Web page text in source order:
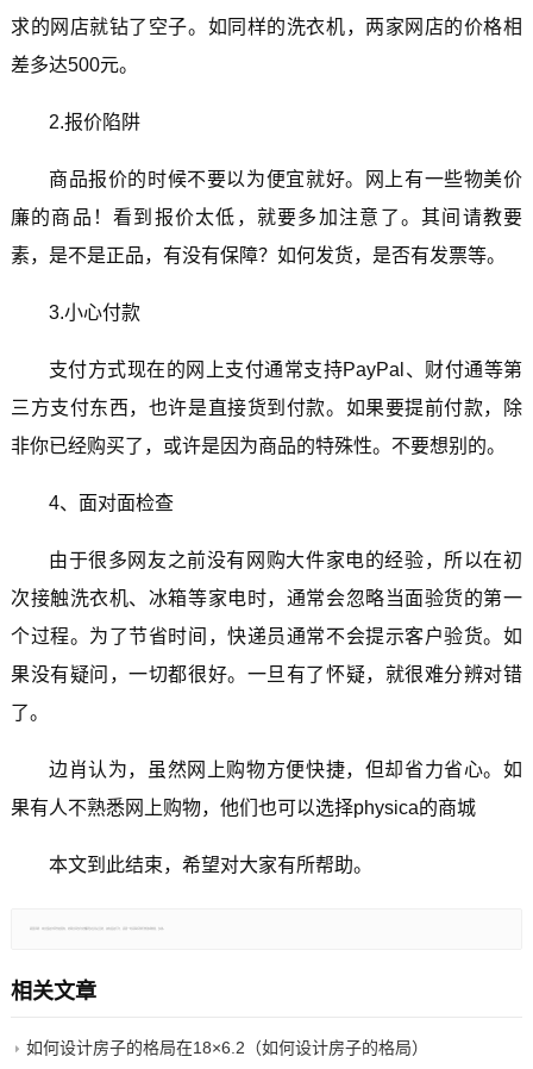
求的网店就钻了空子。如同样的洗衣机，两家网店的价格相
差多达500元。
2.报价陷阱
商品报价的时候不要以为便宜就好。网上有一些物美价
廉的商品！看到报价太低，就要多加注意了。其间请教要
素，是不是正品，有没有保障？如何发货，是否有发票等。
3.小心付款
支付方式现在的网上支付通常支持PayPal、财付通等第
三方支付东西，也许是直接货到付款。如果要提前付款，除
非你已经购买了，或许是因为商品的特殊性。不要想别的。
4、面对面检查
由于很多网友之前没有网购大件家电的经验，所以在初
次接触洗衣机、冰箱等家电时，通常会忽略当面验货的第一
个过程。为了节省时间，快递员通常不会提示客户验货。如
果没有疑问，一切都很好。一旦有了怀疑，就很难分辨对错
了。
边肖认为，虽然网上购物方便快捷，但却省力省心。如
果有人不熟悉网上购物，他们也可以选择physica的商城
本文到此结束，希望对大家有所帮助。
相关文章
如何设计房子的格局在18×6.2（如何设计房子的格局）